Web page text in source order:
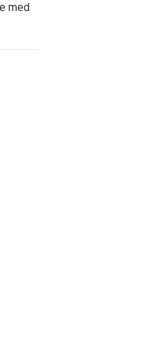
med